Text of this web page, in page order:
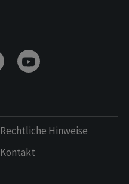
Rechtliche Hinweise
Kontakt